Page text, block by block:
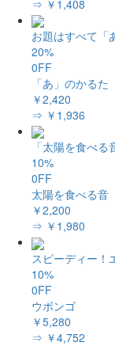
⇒ ￥1,408
お題はすべて「
20%
0FF
「あ」のかるた
￥2,420
⇒ ￥1,936
「太陽を食べ
10%
0FF
太陽を食べる音
￥2,200
⇒ ￥1,980
スピーディー！
10%
0FF
ウボンゴ
￥5,280
⇒ ￥4,752